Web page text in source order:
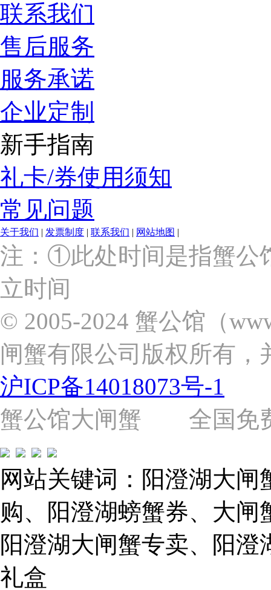
联系我们
售后服务
服务承诺
企业定制
新手指南
礼卡/券使用须知
常见问题
关于我们 | 发票制度 | 联系我们 | 网站地图 |
上
海
市
浦
东
区
杨
路
号
（靠
近
苗
圃
路）
Tel:
021-
62243579
E-
mail:
859749344@qq.com
1019225591
注：①此处时间是指蟹公
立时间
© 2005-2024 蟹公馆（
闸蟹有限公司版权所有，
沪ICP备14018073号-1
蟹公馆大闸蟹 全国免费
网站关键词：阳澄湖大
购、阳澄湖螃蟹券、大
阳澄湖大闸蟹专卖、阳
礼盒